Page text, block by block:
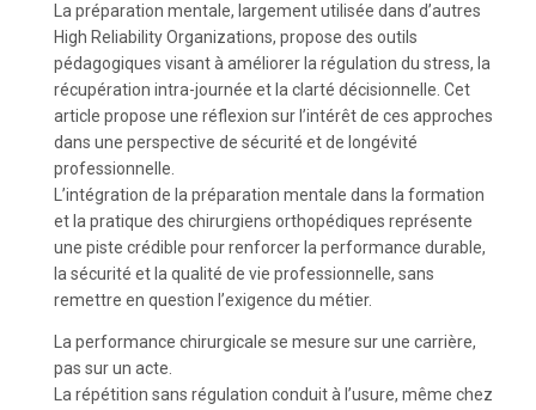
La préparation mentale, largement utilisée dans d’autres
High Reliability Organizations, propose des outils
pédagogiques visant à améliorer la régulation du stress, la
récupération intra-journée et la clarté décisionnelle. Cet
article propose une réflexion sur l’intérêt de ces approches
dans une perspective de sécurité et de longévité
professionnelle.
L’intégration de la préparation mentale dans la formation
et la pratique des chirurgiens orthopédiques représente
une piste crédible pour renforcer la performance durable,
la sécurité et la qualité de vie professionnelle, sans
remettre en question l’exigence du métier.
La performance chirurgicale se mesure sur une carrière,
pas sur un acte.
La répétition sans régulation conduit à l’usure, même chez